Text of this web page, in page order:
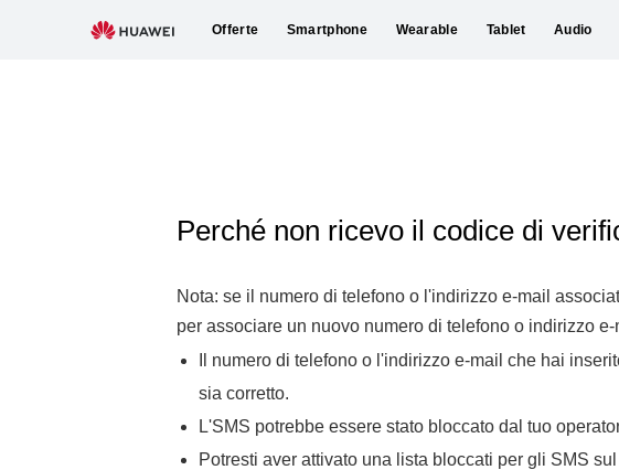
Offerte Smartphone Wearable Tablet Audio
Perché non ricevo il codice di
Nota: se il numero di telefono o l'indirizzo e-mail
per associare un nuovo numero di telefono o indirizzo e-
Il numero di telefono o l'indirizzo e-mail che hai
sia corretto.
L'SMS potrebbe essere stato bloccato dal tuo
Potresti aver attivato una lista bloccati per gli SMS